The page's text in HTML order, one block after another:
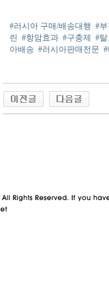
#러시아 구매/배송대행 #
린 #항암효과 #구충제
#
아배송 #러시아판매전문